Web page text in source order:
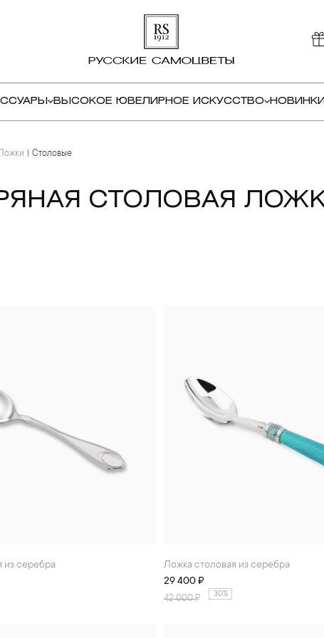
ВЫСОКОЕ ЮВЕЛИРНОЕ ИСКУССТВО НОВИНКИ
Столовые
СТОЛОВАЯ
из серебра
Ложка столовая из серебра
29 400 ₽
42 000₽ 30%